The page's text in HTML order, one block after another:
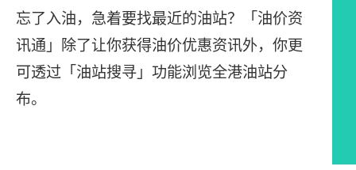
忘了入油，急着要找最近的油站？「油价资
讯通」除了让你获得油价优惠资讯外，你更
可透过「油站搜寻」功能浏览全港油站分
布。